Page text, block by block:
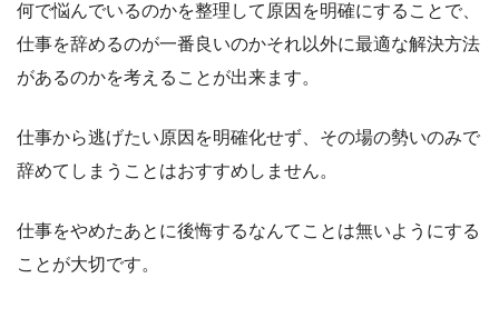
何で悩んでいるのかを整理して原因を明確にすることで、
仕事を辞めるのが一番良いのかそれ以外に最適な解決方法
があるのかを考えることが出来ます。
仕事から逃げたい原因を明確化せず、その場の勢いのみで
辞めてしまうことはおすすめしません。
仕事をやめたあとに後悔するなんてことは無いようにする
ことが大切です。